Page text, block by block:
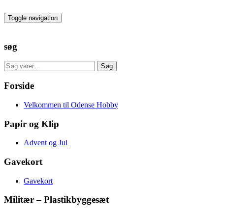
to
the
Toggle navigation
søg
Søg
efter:
Søg
Forside
Velkommen til Odense Hobby
Papir og Klip
Advent og Jul
Gavekort
Gavekort
Militær – Plastikbyggesæt